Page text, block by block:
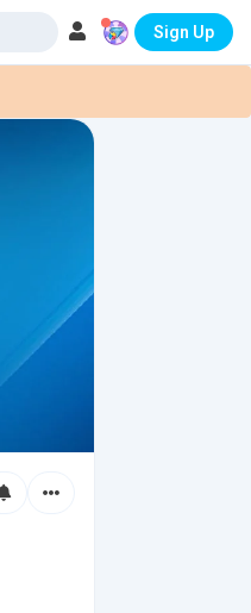
Sign Up